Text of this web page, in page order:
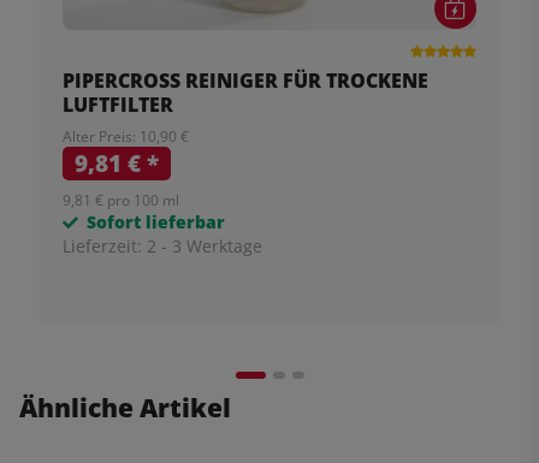
PIPERCROSS REINIGER FÜR TROCKENE
LUFTFILTER
Alter Preis: 10,90 €
9,81 €*
9,81 € pro 100 ml
Sofort lieferbar
Lieferzeit: 2 - 3 Werktage
Ähnliche Artikel